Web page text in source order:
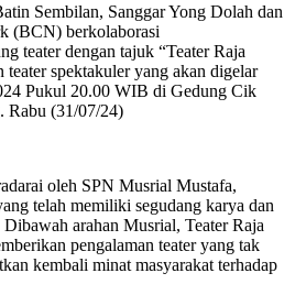
Sembilan, Sanggar Yong Dolah dan
(BCN) berkolaborasi
teater dengan tajuk “Teater Raja
spektakuler yang akan digelar
Pukul 20.00 WIB di Gedung Cik
Rabu (31/07/24)
oleh SPN Musrial Mustafa,
telah memiliki segudang karya dan
Dibawah arahan Musrial, Teater Raja
pengalaman teater yang tak
kembali minat masyarakat terhadap